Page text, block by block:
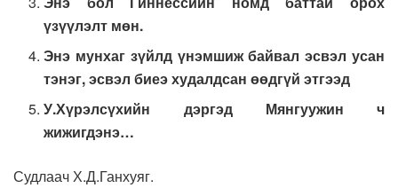
үзүүлэлт мөн.
Энэ мунхаг зүйлд үнэмшиж байвал эсвэл усан
тэнэг, эсвэл биеэ худалдсан өөдгүй этгээд
У.Хүрэлсүхийн дэргэд Мянгуужин ч
жижигдэнэ…
Судлаач Х.Д.Ганхуяг.